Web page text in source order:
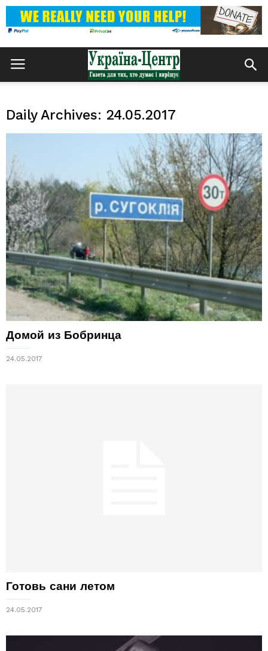
Daily Archives: 24.05.2017
Домой из Бобринца
24.05.2017
Готовь сани летом
24.05.2017